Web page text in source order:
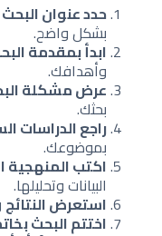
حدد عنوان البحث
بشكل واضح.
ابدأ بمقدمة
وأهدافك.
عرض مشكلة
بحثك.
راجع الدراسات
بموضوعك.
اكتب المنهجية
البيانات وتحليلها.
استعرض النتائج
اختتم البحث